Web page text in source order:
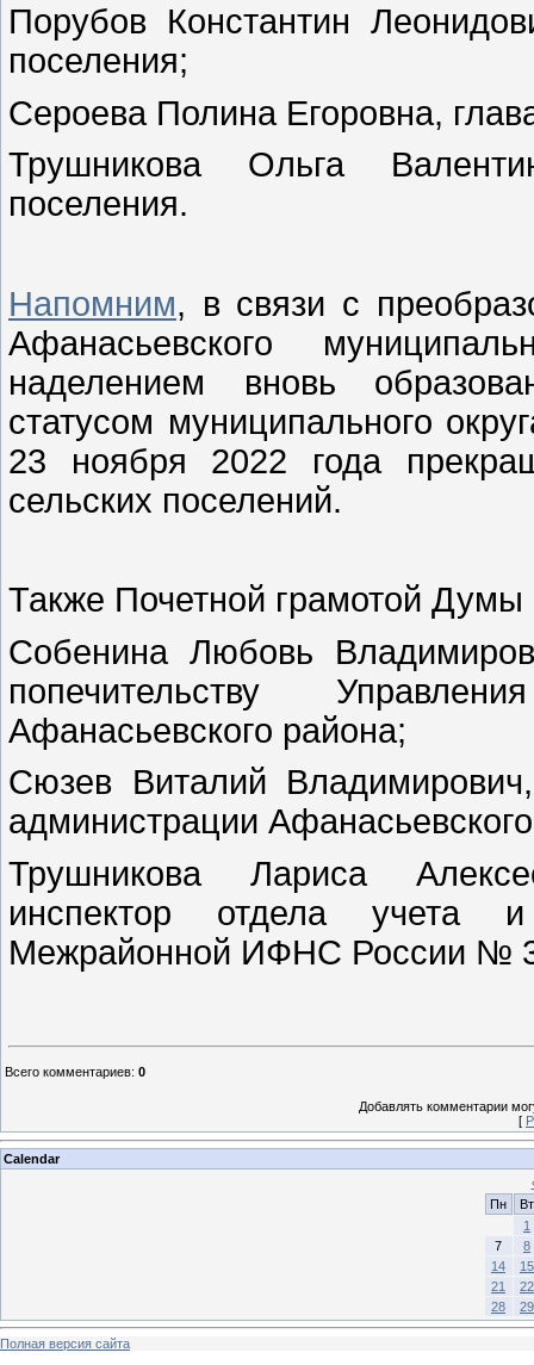
Порубов Константин
поселения;
Сероева Полина Егоровна,
Трушникова Ольга
поселения.
Напомним, в связи с
Афанасьевского
наделением вновь
статусом муниципального
23 ноября 2022 года
сельских поселений.
Также Почетной грамотой Думы
Собенина Любовь
попечительству
Афанасьевского района;
Сюзев Виталий
администрации
Трушникова Лариса
инспектор отдела учета
Межрайонной ИФНС России № 3
Всего комментариев: 0
Добавлять комментарии
[
Calendar
Пн
Вт
1
7
8
14
15
21
22
28
29
Полная версия сайта